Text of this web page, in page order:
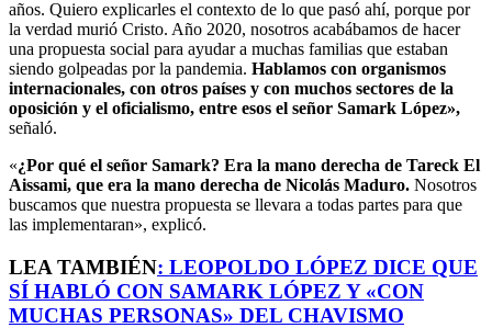
años. Quiero explicarles el contexto de lo que pasó ahí, porque por
la verdad murió Cristo. Año 2020, nosotros acabábamos de hacer
una propuesta social para ayudar a muchas familias que estaban
siendo golpeadas por la pandemia. Hablamos con organismos
internacionales, con otros países y con muchos sectores de la
oposición y el oficialismo, entre esos el señor Samark López»,
señaló.
«¿Por qué el señor Samark? Era la mano derecha de Tareck El
Aissami, que era la mano derecha de Nicolás Maduro. Nosotros
buscamos que nuestra propuesta se llevara a todas partes para que
las implementaran», explicó.
LEA TAMBIÉN: LEOPOLDO LÓPEZ DICE QUE
SÍ HABLÓ CON SAMARK LÓPEZ Y «CON
MUCHAS PERSONAS» DEL CHAVISMO